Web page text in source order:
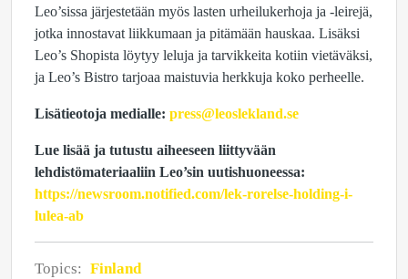
Leo’sissa järjestetään myös lasten urheilukerhoja ja -leirejä,
jotka innostavat liikkumaan ja pitämään hauskaa. Lisäksi
Leo’s Shopista löytyy leluja ja tarvikkeita kotiin vietäväksi,
ja Leo’s Bistro tarjoaa maistuvia herkkuja koko perheelle.
Lisätieotoja medialle: press@leoslekland.se
Lue lisää ja tutustu aiheeseen liittyvään
lehdistömateriaaliin Leo’sin uutishuoneessa:
https://newsroom.notified.com/lek-rorelse-holding-i-
lulea-ab
Topics: Finland